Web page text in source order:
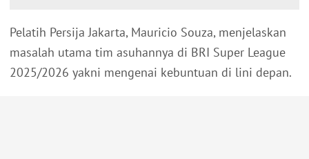
Pelatih Persija Jakarta, Mauricio Souza, menjelaskan
masalah utama tim asuhannya di BRI Super League
2025/2026 yakni mengenai kebuntuan di lini depan.